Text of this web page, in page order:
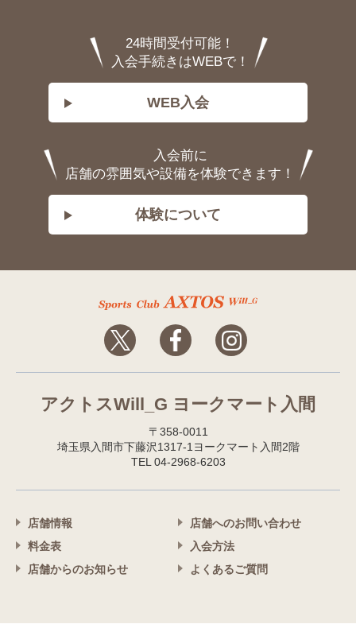
24時間受付可能！
入会手続きはWEBで！
WEB入会
入会前に
店舗の雰囲気や設備を体験できます！
体験について
アクトスWill_G ヨークマート入間
〒358-0011
埼玉県入間市下藤沢1317-1ヨークマート入間2階
TEL 04-2968-6203
店舗情報
料金表
店舗からのお知らせ
店舗へのお問い合わせ
入会方法
よくあるご質問